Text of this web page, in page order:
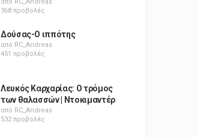
368 προβολές
Δούσας-Ο ιππότης
από RC_Andreas
451 προβολές
Λευκός Καρχαρίας: Ο τρόμος
των θαλασσών | Ντοκιμαντέρ
από RC_Andreas
532 προβολές